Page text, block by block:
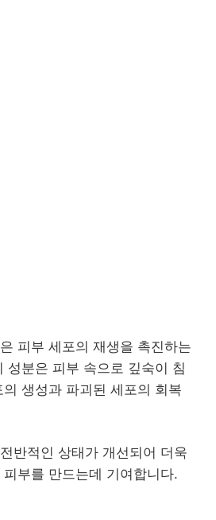
피부 세포의 재생을 촉진하는
성분은 피부 속으로 깊숙이 침
생성과 파괴된 세포의 회복
반적인 상태가 개선되어 더욱
부를 만드는데 기여합니다.